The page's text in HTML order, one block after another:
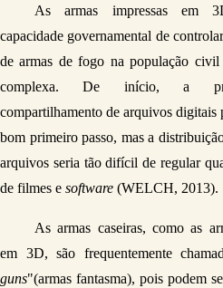
As armas impressas em
capacidade governamental de
de armas de fogo na população civil
complexa. De início, a
compartilhamento de arquivos digitais
bom primeiro passo, mas a
arquivos seria tão difícil de regular
de filmes e software (WELCH, 2013).
As armas caseiras, como as
em 3D, são frequentemente
guns"(armas fantasma), pois podem